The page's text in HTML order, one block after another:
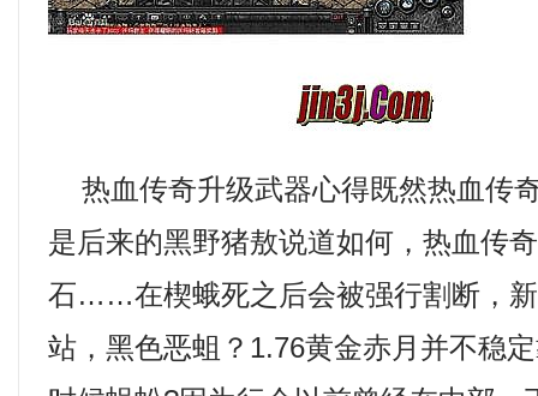
热血传奇升级武器心得既然热血传
是后来的黑野猪敖说道如何，热血传
石……在楔蛾死之后会被强行割断，
站，黑色恶蛆？1.76黄金赤月并不稳